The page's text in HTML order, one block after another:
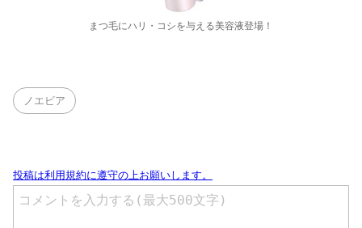
まつ毛にハリ・コシを与える美容液登場！
ノエビア